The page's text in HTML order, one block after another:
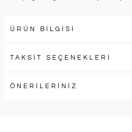
ÜRÜN BİLGİSİ
TAKSİT SEÇENEKLERİ
ÖNERİLERİNİZ